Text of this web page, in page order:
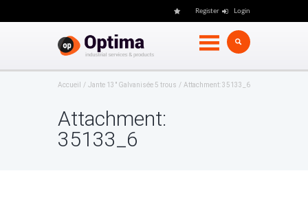
Register Login
Accueil Jante 13" Galvanisée 5 trous Attachment: 35133_6
Attachment:
35133_6